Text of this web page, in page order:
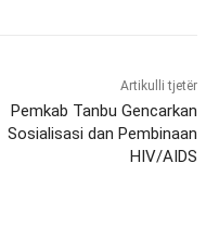
Artikulli tjetër
Pemkab Tanbu Gencarkan
Sosialisasi dan Pembinaan
HIV/AIDS